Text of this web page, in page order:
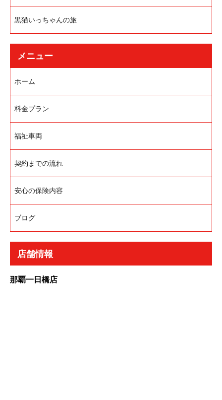
黒猫いっちゃんの旅
メニュー
ホーム
料金プラン
福祉車両
契約までの流れ
安心の保険内容
ブログ
店舗情報
那覇一日橋店